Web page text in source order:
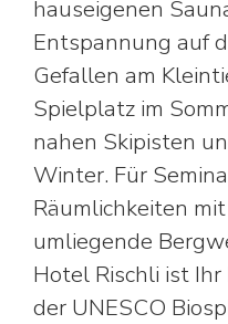
hauseigenen
Entspannung auf
Gefallen am
Spielplatz im
nahen Skipisten
Winter. Für
Räumlichkeiten
umliegende
Hotel Rischli ist
der UNESCO